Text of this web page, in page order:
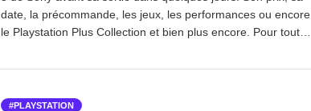
date, la précommande, les jeux, les performances ou encore
le Playstation Plus Collection et bien plus encore. Pour tout
PLAYSTATION